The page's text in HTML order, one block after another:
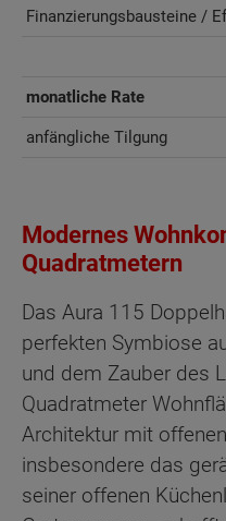
Finanzierungsbausteine /
monatliche Rate
anfängliche Tilgung
Modernes
Quadratmetern
Das Aura 115
perfekten Symbiose
und dem Zauber des
Quadratmeter
Architektur mit
insbesondere das
seiner offenen